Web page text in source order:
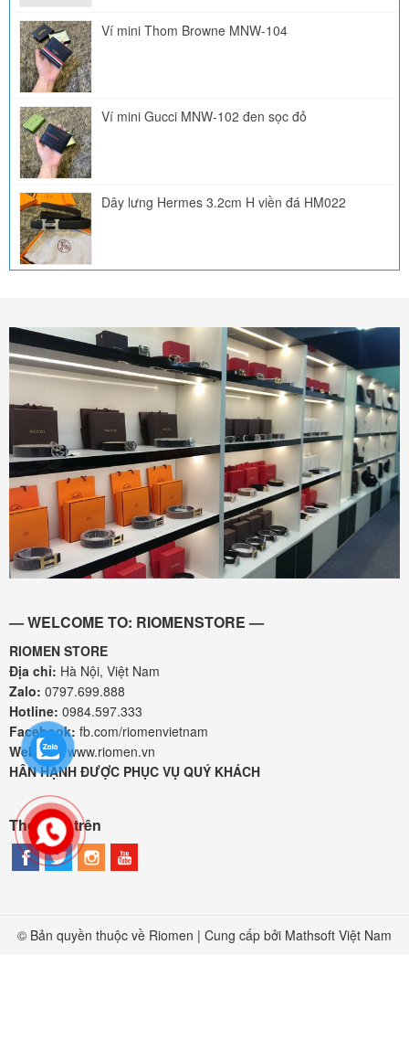
Ví mini Thom Browne MNW-104
Ví mini Gucci MNW-102 đen sọc đỏ
Dây lưng Hermes 3.2cm H viền đá HM022
— WELCOME TO: RIOMENSTORE —
RIOMEN STORE
Địa chỉ: Hà Nội, Việt Nam
Zalo: 0797.699.888
Hotline: 0984.597.333
Facebook: fb.com/riomenvietnam
Website: www.riomen.vn
HÂN HẠNH ĐƯỢC PHỤC VỤ QUÝ KHÁCH
Theo dõi trên
© Bản quyền thuộc về Riomen | Cung cấp bởi Mathsoft Việt Nam